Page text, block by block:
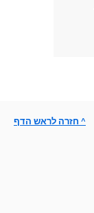
^ חזרה לראש הדף